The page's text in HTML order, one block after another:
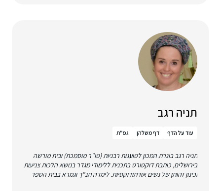
תניה רגב
עוד על הדף דף משלהן גפ"ת
תניה רגב בוגרת המכון לטוענות רבניות (טו"ר מוסמכת) ובית מורשה
בירושלים, כותבת דוקטורט בתכנית ללימודי מגדר בנושא הלכות צניעות
וכינון זהותן של נשים אורתודוקסיות. לימדה תנ"ך וגמרא בבית הספר